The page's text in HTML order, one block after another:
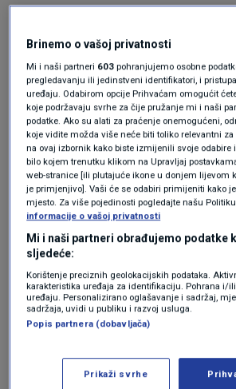
Oglas
Oglas
Brinemo o vašoj privatnosti
Mi i naši partneri 603 pohranjujemo osobne
pregledavanju ili jedinstveni identifikatori, i
uređaju. Odabirom opcije Prihvaćam omogućit
koje podržavaju svrhe za čije pružanje mi i naši
podatke. Ako su alati za praćenje onemogućeni,
koje vidite možda više neće biti toliko relevantni za
na ovaj izbornik kako biste izmijenili svoje odabire
bilo kojem trenutku klikom na Upravljaj
web-stranice [ili plutajuće ikone u donjem lijevom
je primjenjivo]. Vaši će se odabiri primijeniti kako
mjesto. Za više pojedinosti pogledajte našu
informacije o vašoj privatnosti
Mi i naši partneri obrađujemo podatke
sljedeće:
Korištenje preciznih geolokacijskih podataka.
karakteristika uređaja za identifikaciju. Pohrana i/
uređaju. Personalizirano oglašavanje i sadržaj,
sadržaja, uvidi u publiku i razvoj usluga.
Popis partnera (dobavljača)
Prikaži svrhe